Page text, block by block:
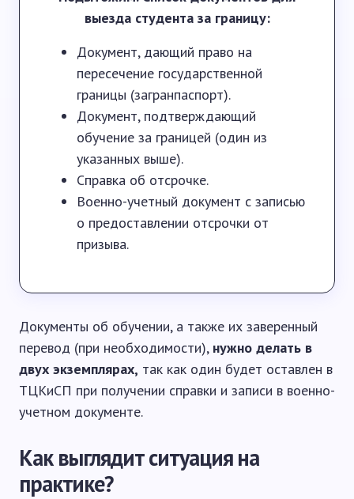
выезда студента за границу:
Документ, дающий право на
пересечение государственной
границы (загранпаспорт).
Документ, подтверждающий
обучение за границей (один из
указанных выше).
Справка об отсрочке.
Военно-учетный документ с записью
о предоставлении отсрочки от
призыва.
Документы об обучении, а также их заверенный
перевод (при необходимости), нужно делать в
двух экземплярах, так как один будет оставлен в
ТЦКиСП при получении справки и записи в военно-
учетном документе.
Как выглядит ситуация на
практике?